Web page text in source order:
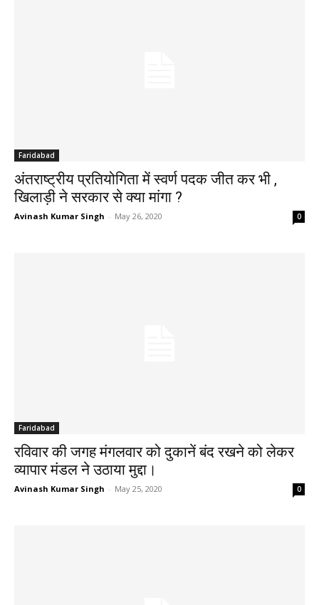
Faridabad
अंतराष्ट्रीय प्रतियोगिता में स्वर्ण पदक जीत कर भी ,
खिलाड़ी ने सरकार से क्या मांगा ?
Avinash Kumar Singh - May 26, 2020 0
Faridabad
रविवार की जगह मंगलवार को दुकानें बंद रखने को लेकर
व्यापार मंडल ने उठाया मुद्दा।
Avinash Kumar Singh - May 25, 2020 0